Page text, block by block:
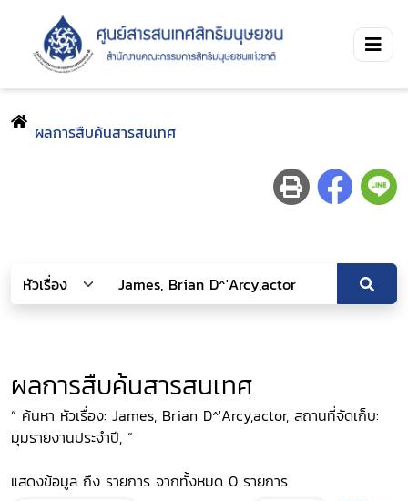
ผลการสืบค้นสารสนเทศ
ผลการสืบค้นสารสนเทศ
“ ค้นหา หัวเรื่อง: James, Brian D^'Arcy,actor, สถานที่จัดเก็บ:
มุมรายงานประจำปี, ”
แสดงข้อมูล ถึง รายการ จากทั้งหมด 0 รายการ